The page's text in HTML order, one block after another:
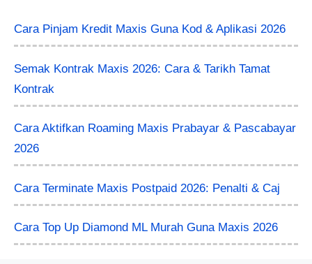
Cara Pinjam Kredit Maxis Guna Kod & Aplikasi 2026
Semak Kontrak Maxis 2026: Cara & Tarikh Tamat
Kontrak
Cara Aktifkan Roaming Maxis Prabayar & Pascabayar
2026
Cara Terminate Maxis Postpaid 2026: Penalti & Caj
Cara Top Up Diamond ML Murah Guna Maxis 2026